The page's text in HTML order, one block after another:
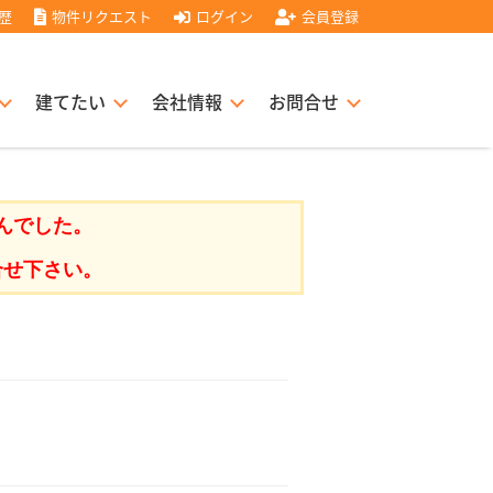
物件リクエスト ログイン 会員登録
建てたい 会社情報
経営理念
お問合せ
住宅販売協力店募集
した。
下さい。